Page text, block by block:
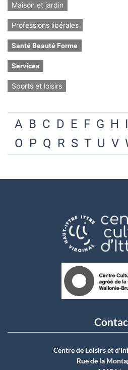
Maison et jardin
Professions libérales
Santé Beauté Forme
Services
Sports et loisirs
A B C D E F G H I
O P Q R S T U V
Centre de Loisirs et
Rue de la